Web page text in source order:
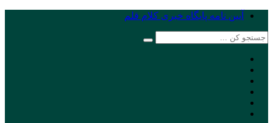
آیین نامه پایگاه خبری کلام قلم